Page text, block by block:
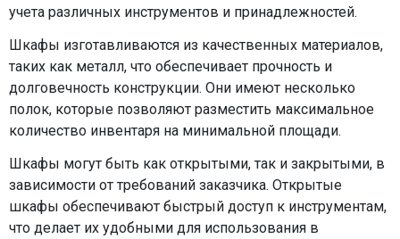
учета различных инструментов и принадлежностей.
Шкафы изготавливаются из качественных материалов,
таких как металл, что обеспечивает прочность и
долговечность конструкции. Они имеют несколько
полок, которые позволяют разместить максимальное
количество инвентаря на минимальной площади.
Шкафы могут быть как открытыми, так и закрытыми, в
зависимости от требований заказчика. Открытые
шкафы обеспечивают быстрый доступ к инструментам,
что делает их удобными для использования в